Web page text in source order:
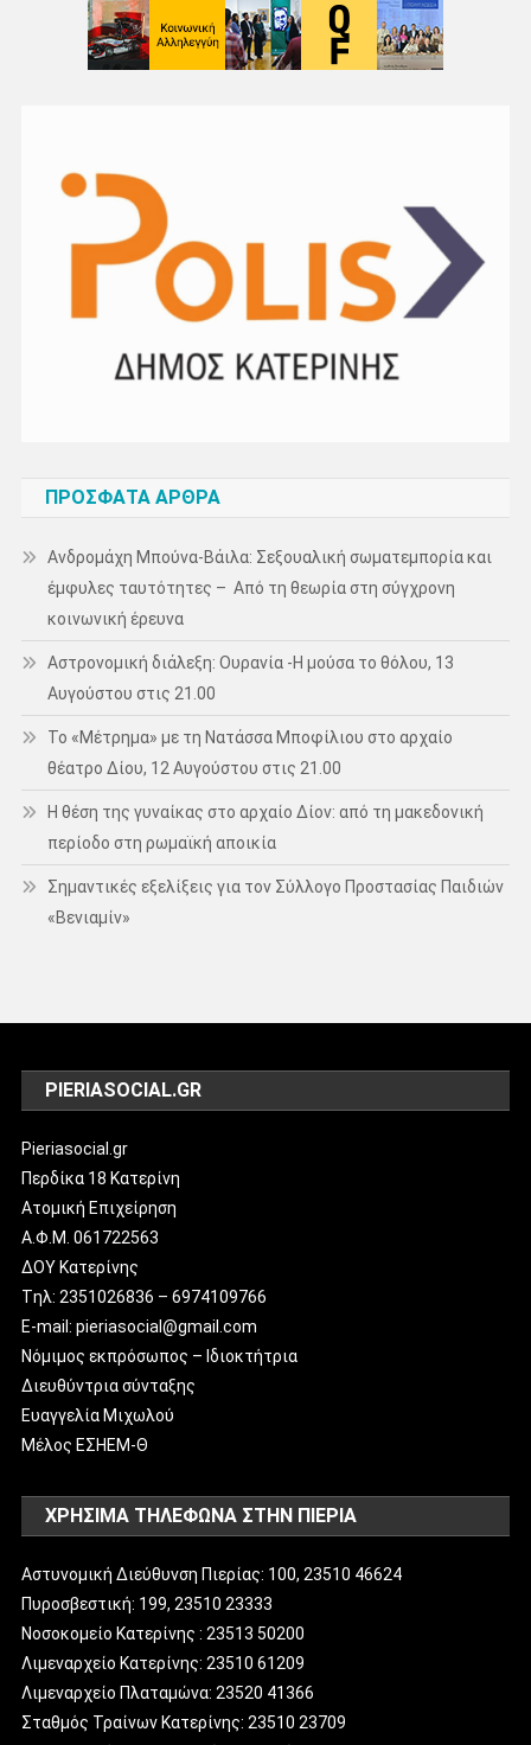
ΠΡΌΣΦΑΤΑ ΆΡΘΡΑ
Ανδρομάχη Μπούνα-Βάιλα: Σεξουαλική σωματεμπορία και
έμφυλες ταυτότητες – Από τη θεωρία στη σύγχρονη
κοινωνική έρευνα
Αστρονομική διάλεξη: Ουρανία -Η μούσα το θόλου, 13
Αυγούστου στις 21.00
Το «Μέτρημα» με τη Νατάσσα Μποφίλιου στο αρχαίο
θέατρο Δίου, 12 Αυγούστου στις 21.00
Η θέση της γυναίκας στο αρχαίο Δίον: από τη μακεδονική
περίοδο στη ρωμαϊκή αποικία
Σημαντικές εξελίξεις για τον Σύλλογο Προστασίας Παιδιών
«Βενιαμίν»
PIERIASOCIAL.GR
Pieriasocial.gr
Περδίκα 18 Κατερίνη
Ατομική Επιχείρηση
Α.Φ.Μ. 061722563
ΔΟΥ Κατερίνης
Tηλ: 2351026836 – 6974109766
E-mail: pieriasocial@gmail.com
Νόμιμος εκπρόσωπος – Ιδιοκτήτρια
Διευθύντρια σύνταξης
Ευαγγελία Μιχωλού
Μέλος ΕΣΗΕΜ-Θ
ΧΡΗΣΙΜΑ ΤΗΛΕΦΩΝΑ ΣΤΗΝ ΠΙΕΡΙΑ
Αστυνομική Διεύθυνση Πιερίας: 100, 23510 46624
Πυροσβεστική: 199, 23510 23333
Νοσοκομείο Κατερίνης : 23513 50200
Λιμεναρχείο Κατερίνης: 23510 61209
Λιμεναρχείο Πλαταμώνα: 23520 41366
Σταθμός Τραίνων Κατερίνης: 23510 23709